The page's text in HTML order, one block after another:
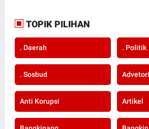
TOPIK PILIHAN
. Daerah . Politik
. Sosbud
Anti Korupsi Artikel